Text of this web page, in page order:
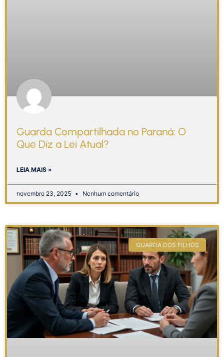
Guarda Compartilhada no Paraná: O
Que Diz a Lei Atual?
LEIA MAIS »
novembro 23, 2025 Nenhum comentário
GUARDA DOS FILHOS